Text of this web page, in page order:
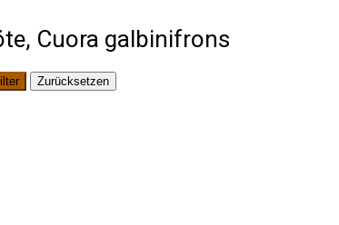
Cuora galbinifrons
Zurücksetzen